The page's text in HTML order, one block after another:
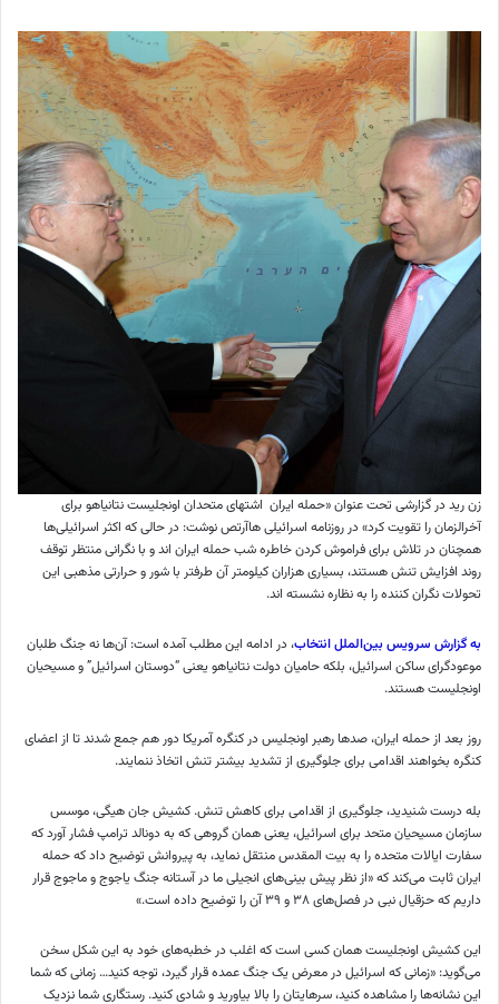
زن رید در گزارشی تحت عنوان «حمله ایران اشتهای متحدان اونجلیست نتانیاهو برای
آخرالزمان را تقویت کرد» در روزنامه اسرائیلی هاآرتص نوشت: در حالی که اکثر اسرائیلی‌ها
همچنان در تلاش برای فراموش کردن خاطره شب حمله ایران اند و با نگرانی منتظر توقف
روند افزایش تنش هستند، بسیاری هزاران کیلومتر آن طرفتر با شور و حرارتی مذهبی این
تحولات نگران کننده را به نظاره نشسته اند.
به گزارش سرویس بین‌الملل انتخاب، در ادامه این مطلب آمده است: آن‌ها نه جنگ طلبان
موعودگرای ساکن اسرائیل، بلکه حامیان دولت نتانیاهو یعنی “دوستان اسرائیل” و مسیحیان
اونجلیست هستند.
روز بعد از حمله ایران، صد‌ها رهبر اونجلیس در کنگره آمریکا دور هم جمع شدند تا از اعضای
کنگره بخواهند اقدامی برای جلوگیری از تشدید بیشتر تنش اتخاذ ننمایند.
بله درست شنیدید، جلوگیری از اقدامی برای کاهش تنش. کشیش جان هیگی، موسس
سازمان مسیحیان متحد برای اسرائیل، یعنی همان گروهی که به دونالد ترامپ فشار آورد که
سفارت ایالات متحده را به بیت المقدس منتقل نماید، به پیروانش توضیح داد که حمله
ایران ثابت می‌کند که «از نظر پیش بینی‌های انجیلی ما در آستانه جنگ یاجوج و ماجوج قرار
داریم که حزقیال نبی در فصل‌های ۳۸ و ۳۹ آن را توضیح داده است.»
این کشیش اونجلیست همان کسی است که اغلب در خطبه‌های خود به این شکل سخن
می‌گوید: «زمانی که اسرائیل در معرض یک جنگ عمده قرار گیرد، توجه کنید… زمانی که شما
این نشانه‌ها را مشاهده کنید، سرهایتان را بالا بیاورید و شادی کنید. رستگاری شما نزدیک